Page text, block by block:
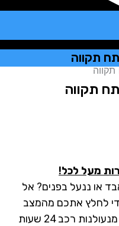
לכל!
בפנים? אל
אתכם מהמצב
המלחיץ הזה. אנו מציעים שירותי מנעולנות רכב 24 שעות